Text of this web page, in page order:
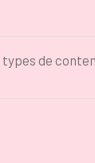
du choix
de